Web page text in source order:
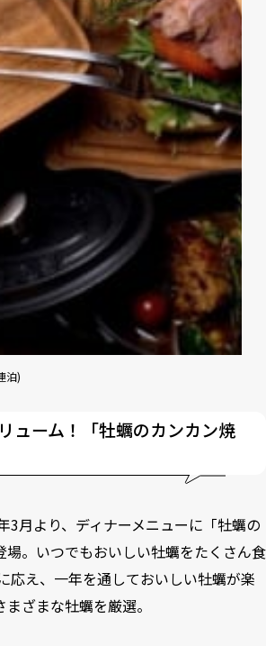
泊)
ューム！「牡蠣のカンカン焼
3月より、ディナーメニューに「牡蠣の
場。いつでもおいしい牡蠣をたくさん食
応え、一年を通しておいしい牡蠣が楽
ざまな牡蠣を厳選。